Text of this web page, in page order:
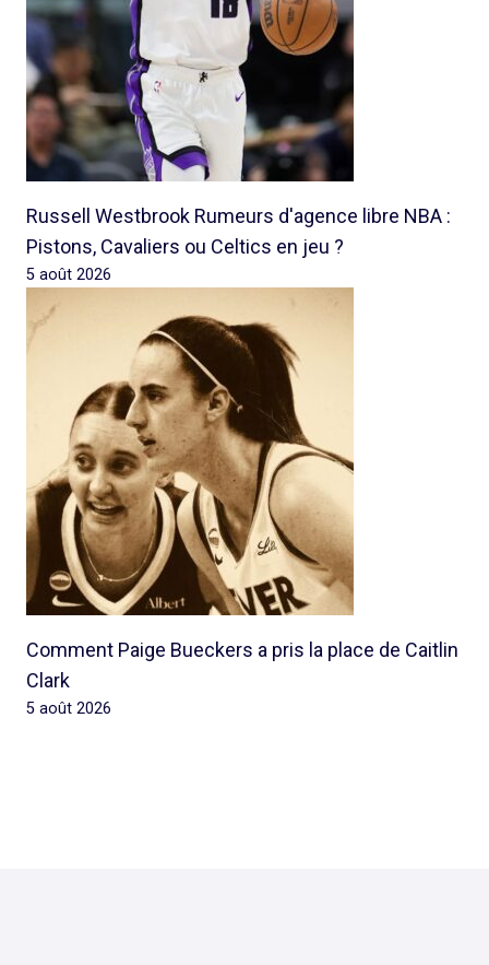
Russell Westbrook Rumeurs d'agence libre NBA :
Pistons, Cavaliers ou Celtics en jeu ?
5 août 2026
Comment Paige Bueckers a pris la place de Caitlin
Clark
5 août 2026